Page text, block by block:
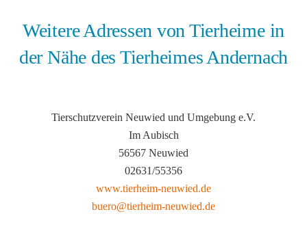
Weitere Adressen von Tierheime in
der Nähe des Tierheimes Andernach
Tierschutzverein Neuwied und Umgebung e.V.
Im Aubisch
56567 Neuwied
02631/55356
www.tierheim-neuwied.de
buero@tierheim-neuwied.de